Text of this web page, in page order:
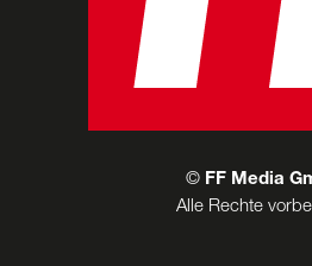
© FF Media
Alle Rechte